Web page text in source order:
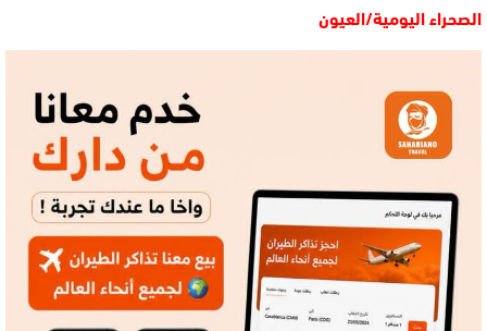
الصحراء اليومية/العيون